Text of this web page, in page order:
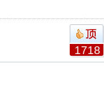
1718